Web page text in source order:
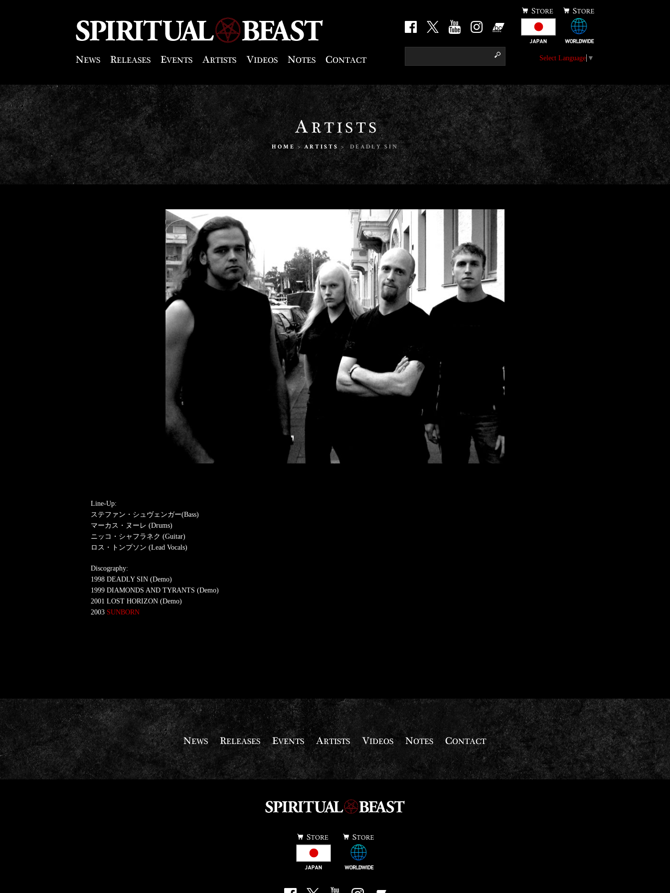
Select Language ▼
HOME > ARTISTS > DEADLY SIN
Line-Up:
ステファン・シュヴェンガー(Bass)
マーカス・ヌーレ (Drums)
ニッコ・シャフラネク (Guitar)
ロス・トンプソン (Lead Vocals)
Discography:
1998 DEADLY SIN (Demo)
1999 DIAMONDS AND TYRANTS (Demo)
2001 LOST HORIZON (Demo)
2003 SUNBORN